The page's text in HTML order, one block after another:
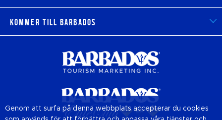
Kommer till Barbados
Genom att surfa på denna webbplats accepterar du cookies